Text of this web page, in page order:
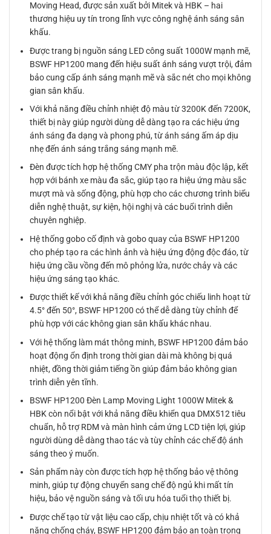
Moving Head, được sản xuất bởi Mitek và HBK – hai
thương hiệu uy tín trong lĩnh vực công nghệ ánh sáng sân
khấu.
Được trang bị nguồn sáng LED công suất 1000W mạnh mẽ,
BSWF HP1200 mang đến hiệu suất ánh sáng vượt trội, đảm
bảo cung cấp ánh sáng mạnh mẽ và sắc nét cho mọi không
gian sân khấu.
Với khả năng điều chỉnh nhiệt độ màu từ 3200K đến 7200K,
thiết bị này giúp người dùng dễ dàng tạo ra các hiệu ứng
ánh sáng đa dạng và phong phú, từ ánh sáng ấm áp dịu
nhẹ đến ánh sáng trắng sáng mạnh mẽ.
Đèn được tích hợp hệ thống CMY pha trộn màu độc lập, kết
hợp với bánh xe màu đa sắc, giúp tạo ra hiệu ứng màu sắc
mượt mà và sống động, phù hợp cho các chương trình biểu
diễn nghệ thuật, sự kiện, hội nghị và các buổi trình diễn
chuyên nghiệp.
Hệ thống gobo cố định và gobo quay của BSWF HP1200
cho phép tạo ra các hình ảnh và hiệu ứng động độc đáo, từ
hiệu ứng cầu vồng đến mô phỏng lửa, nước chảy và các
hiệu ứng sáng tạo khác.
Được thiết kế với khả năng điều chỉnh góc chiếu linh hoạt từ
4.5° đến 50°, BSWF HP1200 có thể dễ dàng tùy chỉnh để
phù hợp với các không gian sân khấu khác nhau.
Với hệ thống làm mát thông minh, BSWF HP1200 đảm bảo
hoạt động ổn định trong thời gian dài mà không bị quá
nhiệt, đồng thời giảm tiếng ồn giúp đảm bảo không gian
trình diễn yên tĩnh.
BSWF HP1200 Đèn Lamp Moving Light 1000W Mitek &
HBK còn nổi bật với khả năng điều khiển qua DMX512 tiêu
chuẩn, hỗ trợ RDM và màn hình cảm ứng LCD tiện lợi, giúp
người dùng dễ dàng thao tác và tùy chỉnh các chế độ ánh
sáng theo ý muốn.
Sản phẩm này còn được tích hợp hệ thống bảo vệ thông
minh, giúp tự động chuyển sang chế độ ngủ khi mất tín
hiệu, bảo vệ nguồn sáng và tối ưu hóa tuổi thọ thiết bị.
Được chế tạo từ vật liệu cao cấp, chịu nhiệt tốt và có khả
năng chống cháy, BSWF HP1200 đảm bảo an toàn trong